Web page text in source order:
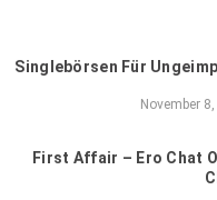
Singlebörsen Für
November
First Affair – Ero Chat